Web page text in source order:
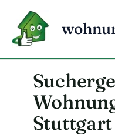
Inhalt
springen
Stuttgart